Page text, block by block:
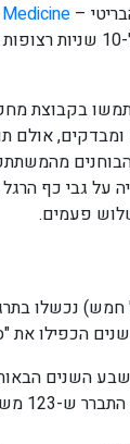
–
50 אשר אינם מצליחים
אולם
גבי כף
פעמים.
נכשלו
השנים